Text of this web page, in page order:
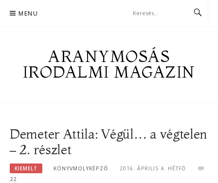
MENU
ARANYMOSÁS
IRODALMI MAGAZIN
Demeter Attila: Végül… a végtelen
– 2. részlet
KIEMELT KÖNYVMOLYKÉPZŐ
2016. ÁPRILIS 4. HÉTFŐ
22